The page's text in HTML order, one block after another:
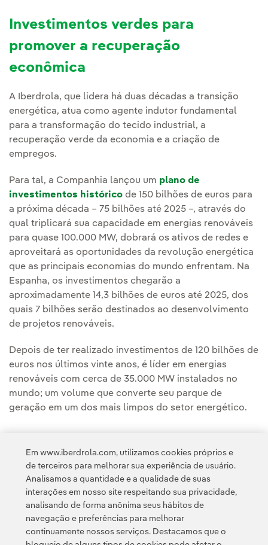
Investimentos verdes para
promover a recuperação
econômica
A Iberdrola, que lidera há duas décadas a transição
energética, atua como agente indutor fundamental
para a transformação do tecido industrial, a
recuperação verde da economia e a criação de
empregos.
Para tal, a Companhia lançou um plano de
investimentos histórico de 150 bilhões de euros para
a próxima década – 75 bilhões até 2025 –, através do
qual triplicará sua capacidade em energias renováveis
para quase 100.000 MW, dobrará os ativos de redes e
aproveitará as oportunidades da revolução energética
que as principais economias do mundo enfrentam. Na
Espanha, os investimentos chegarão a
aproximadamente 14,3 bilhões de euros até 2025, dos
quais 7 bilhões serão destinados ao desenvolvimento
de projetos renováveis.
Depois de ter realizado investimentos de 120 bilhões de
euros nos últimos vinte anos, é líder em energias
renováveis com cerca de 35.000 MW instalados no
mundo; um volume que converte seu parque de
geração em um dos mais limpos do setor energético.
Acesso a informação legal
Em www.iberdrola.com, utilizamos cookies próprios e
de terceiros para melhorar sua experiência de usuário.
Analisamos a quantidade e a qualidade de suas
interações em nosso site respeitando sua privacidade,
analisando de forma anônima seus hábitos de
navegação e preferências para melhorar
continuamente nossos serviços. Destacamos que o